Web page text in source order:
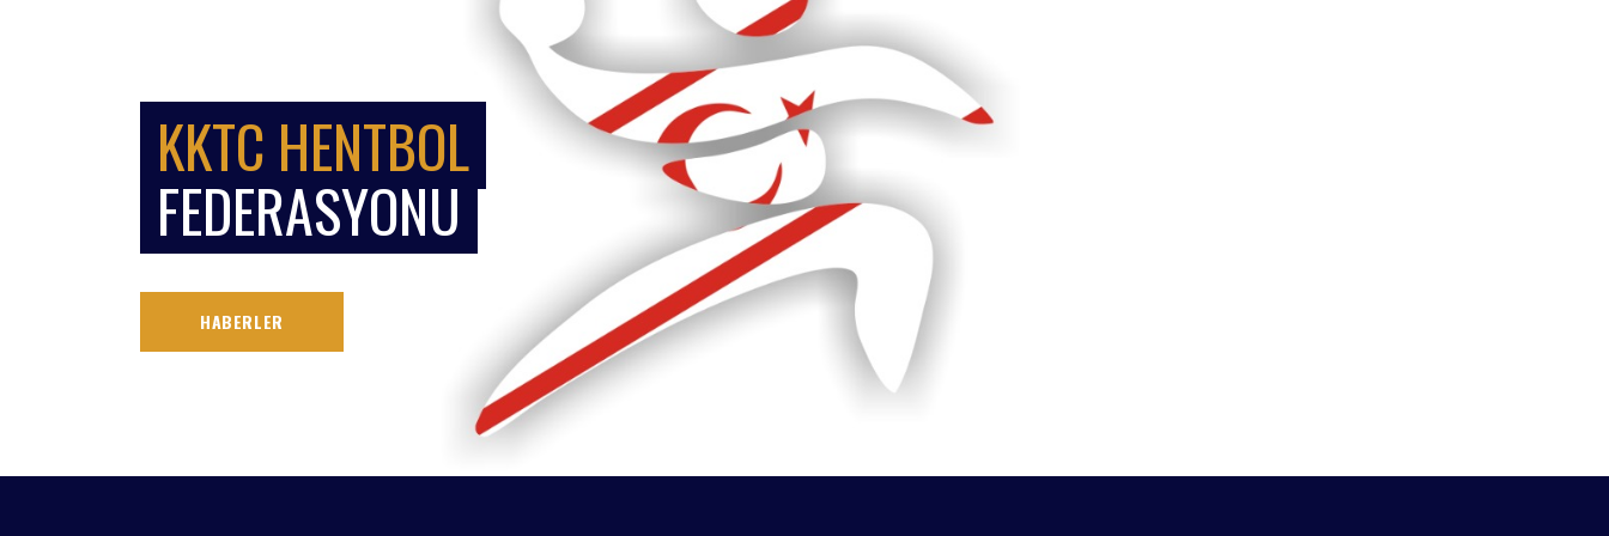
KKTC HENTBOL
FEDERASYONU
HABERLER